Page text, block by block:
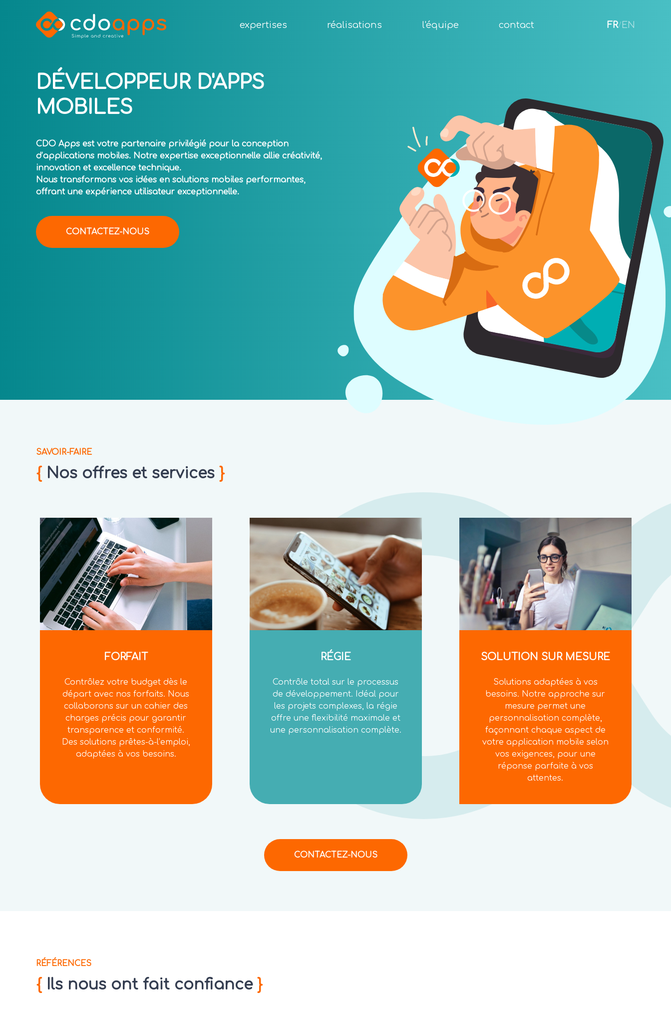
expertises réalisations l'équipe contact FR/ EN
DÉVELOPPEUR D'APPS
MOBILES
CDO Apps est votre partenaire privilégié pour la conception
d’applications mobiles. Notre expertise exceptionnelle allie créativité,
innovation et excellence technique.
Nous transformons vos idées en solutions mobiles performantes,
offrant une expérience utilisateur exceptionnelle.
CONTACTEZ-NOUS
SAVOIR-FAIRE
{ Nos offres et services }
FORFAIT
Contrôlez votre budget dès le
départ avec nos forfaits. Nous
collaborons sur un cahier des
charges précis pour garantir
transparence et conformité.
Des solutions prêtes-à-l’emploi,
adaptées à vos besoins.
RÉGIE
Contrôle total sur le processus
de développement. Idéal pour
les projets complexes, la régie
offre une flexibilité maximale et
une personnalisation complète.
SOLUTION SUR MESURE
Solutions adaptées à vos
besoins. Notre approche sur
mesure permet une
personnalisation complète,
façonnant chaque aspect de
votre application mobile selon
vos exigences, pour une
réponse parfaite à vos
attentes.
CONTACTEZ-NOUS
RÉFÉRENCES
{ Ils nous ont fait confiance }